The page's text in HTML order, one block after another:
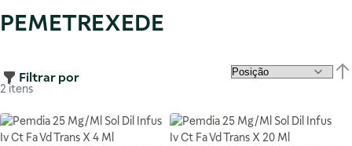
PEMETREXEDE
Filtrar por
2 itens